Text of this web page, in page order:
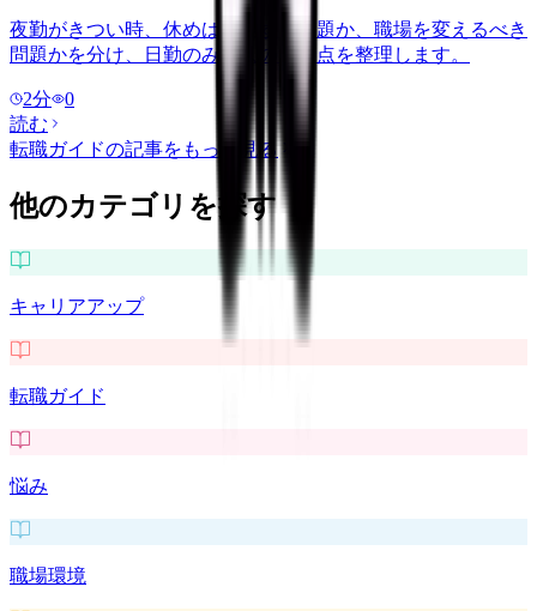
夜勤がきつい時、休めば回復する問題か、職場を変えるべき
問題かを分け、日勤のみ求人の注意点を整理します。
2分
0
読む
転職ガイドの記事をもっと見る
他のカテゴリを探す
キャリアアップ
転職ガイド
悩み
職場環境